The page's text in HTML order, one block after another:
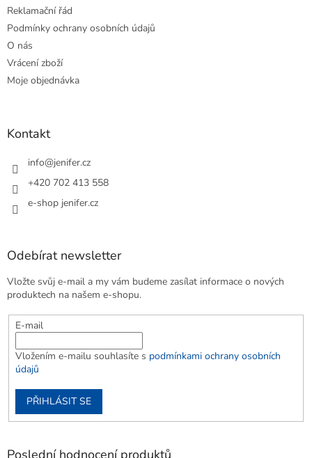
Reklamační řád
Podmínky ochrany osobních údajů
O nás
Vrácení zboží
Moje objednávka
Kontakt
info@jenifer.cz
+420 702 413 558
e-shop jenifer.cz
Odebírat newsletter
Vložte svůj e-mail a my vám budeme zasílat informace o nových
produktech na našem e-shopu.
E-mail
Vložením e-mailu souhlasíte s podmínkami ochrany osobních
údajů
PŘIHLÁSIT SE